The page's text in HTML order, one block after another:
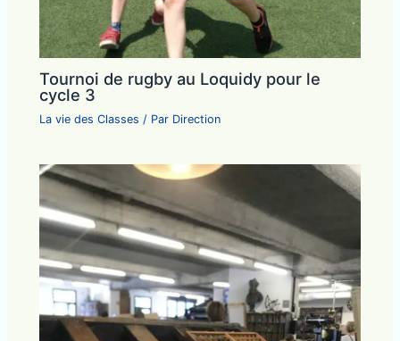
Tournoi de rugby au Loquidy pour le
cycle 3
La vie des Classes / Par Direction